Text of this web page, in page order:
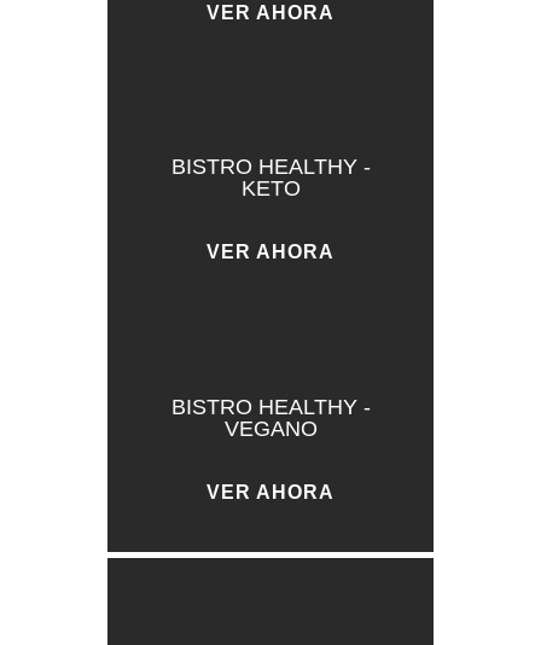
VER AHORA
BISTRO HEALTHY -
KETO
VER AHORA
BISTRO HEALTHY -
VEGANO
VER AHORA